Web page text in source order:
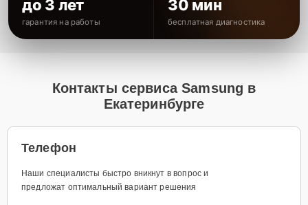
до 3 лет
гарантия на работы
30 мин
бесплатная диагностика
Контакты сервиса Samsung в
Екатеринбурге
Телефон
Наши специалисты быстро вникнут в вопрос и
предложат оптимальный вариант решения